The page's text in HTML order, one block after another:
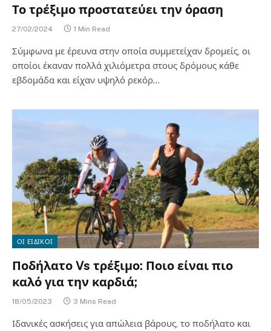
Το τρέξιμο προστατεύει την όραση
27/02/2024 1 Min Read
Σύμφωνα με έρευνα στην οποία συμμετείχαν δρομείς, οι
οποίοι έκαναν πολλά χιλιόμετρα στους δρόμους κάθε
εβδομάδα και είχαν υψηλό ρεκόρ…
ΟΙ ΕΙΔΙΚΟΙ
Ποδήλατο Vs τρέξιμο: Ποιο είναι πιο
καλό για την καρδιά;
18/05/2023 3 Mins Read
Ιδανικές ασκήσεις για απώλεια βάρους, το ποδήλατο και